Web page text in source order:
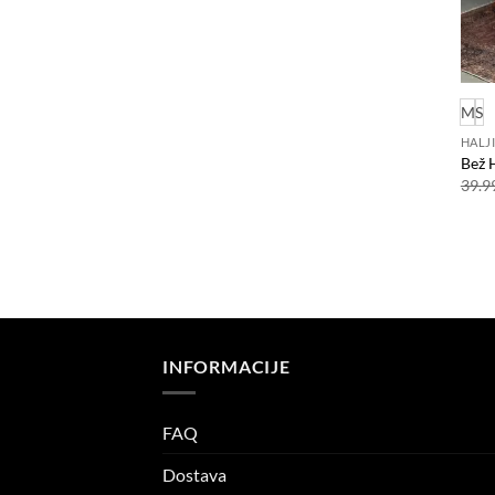
MS
Bež
INFORMACIJE
FAQ
Dostava